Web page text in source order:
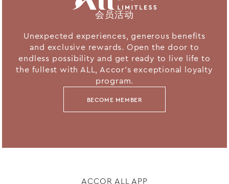
会员活动
Unexpected experiences, generous benefits
and exclusive rewards. Open the door to
endless possibility and get ready to live life to
the fullest with ALL, Accor's exceptional loyalty
program.
BECOME MEMBER
ACCOR ALL APP